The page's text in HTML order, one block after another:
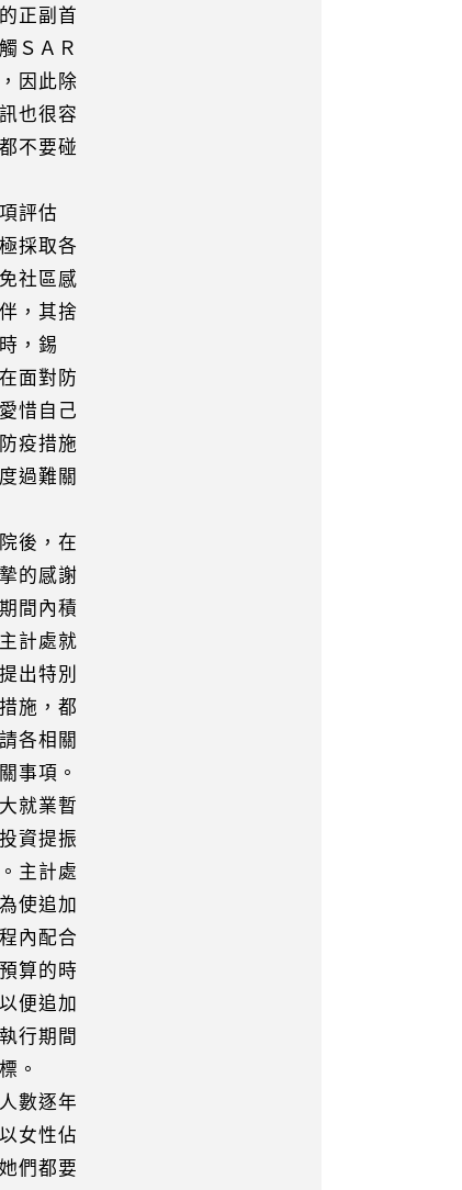
正副首
ＳＡＲ
因此除
也很容
不要碰
評估
採取各
社區感
，其捨
，錫
面對防
惜自己
疫措施
過難關
後，在
的感謝
間內積
計處就
出特別
施，都
各相關
事項。
就業暫
資提振
主計處
使追加
內配合
算的時
便追加
行期間
。
數逐年
女性佔
們都要